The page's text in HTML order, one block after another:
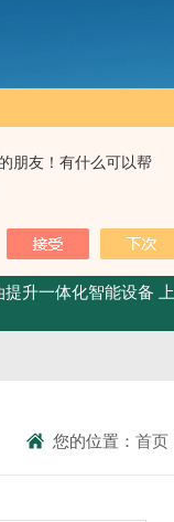
朋友！有什么可以帮
提升一体化智能设备 上海油污分离设备
您的位置：首页